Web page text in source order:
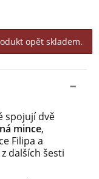
opět skladem.
spojují dvě
mince,
Filipa a
dalších šesti